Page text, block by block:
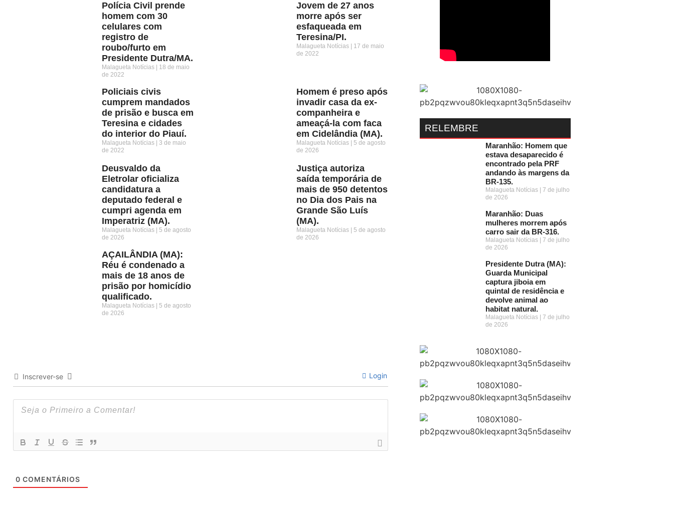
Polícia Civil prende
homem com 30
celulares com
registro de
roubo/furto em
Presidente Dutra/MA.
Malagueta Notícias
18 de maio
de 2022
Jovem de 27 anos
morre após ser
esfaqueada em
Teresina/PI.
Malagueta Notícias
17 de maio
de 2022
Policiais civis
cumprem mandados
de prisão e busca em
Teresina e cidades
do interior do Piauí.
Malagueta Notícias
3 de maio
de 2022
Homem é preso após
invadir casa da ex-
companheira e
ameaçá-la com faca
em Cidelândia (MA).
Malagueta Notícias
5 de agosto
de 2026
Deusvaldo da
Eletrolar oficializa
candidatura a
deputado federal e
cumpri agenda em
Imperatriz (MA).
Malagueta Notícias
5 de agosto
de 2026
Justiça autoriza
saída temporária de
mais de 950 detentos
no Dia dos Pais na
Grande São Luís
(MA).
Malagueta Notícias
5 de agosto
de 2026
AÇAILÂNDIA (MA):
Réu é condenado a
mais de 18 anos de
prisão por homicídio
qualificado.
Malagueta Notícias
5 de agosto
de 2026
Inscrever-se Login
0 COMENTÁRIOS
RELEMBRE
Maranhão: Homem que
estava desaparecido é
encontrado pela PRF
andando às margens da
BR-135.
Malagueta Notícias
7 de julho
de 2026
Maranhão: Duas
mulheres morrem após
carro sair da BR-316.
Malagueta Notícias
7 de julho
de 2026
Presidente Dutra (MA):
Guarda Municipal
captura jiboia em
quintal de residência e
devolve animal ao
habitat natural.
Malagueta Notícias
7 de julho
de 2026